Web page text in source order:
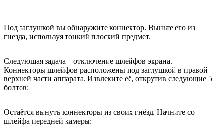
Под заглушкой вы обнаружите коннектор. Выньте его из
гнезда, используя тонкий плоский предмет.
Следующая задача – отключение шлейфов экрана.
Коннекторы шлейфов расположены под заглушкой в правой
верхней части аппарата. Извлеките её, открутив следующие 5
болтов:
Остаётся вынуть коннекторы из своих гнёзд. Начните со
шлейфа передней камеры: